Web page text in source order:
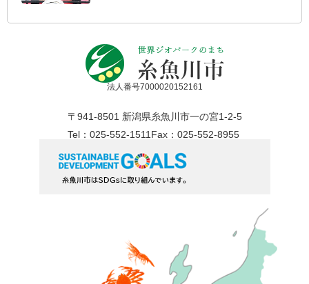
法人番号7000020152161
〒941-8501 新潟県糸魚川市一の宮1-2-5
Tel：025-552-1511 Fax：025-552-8955